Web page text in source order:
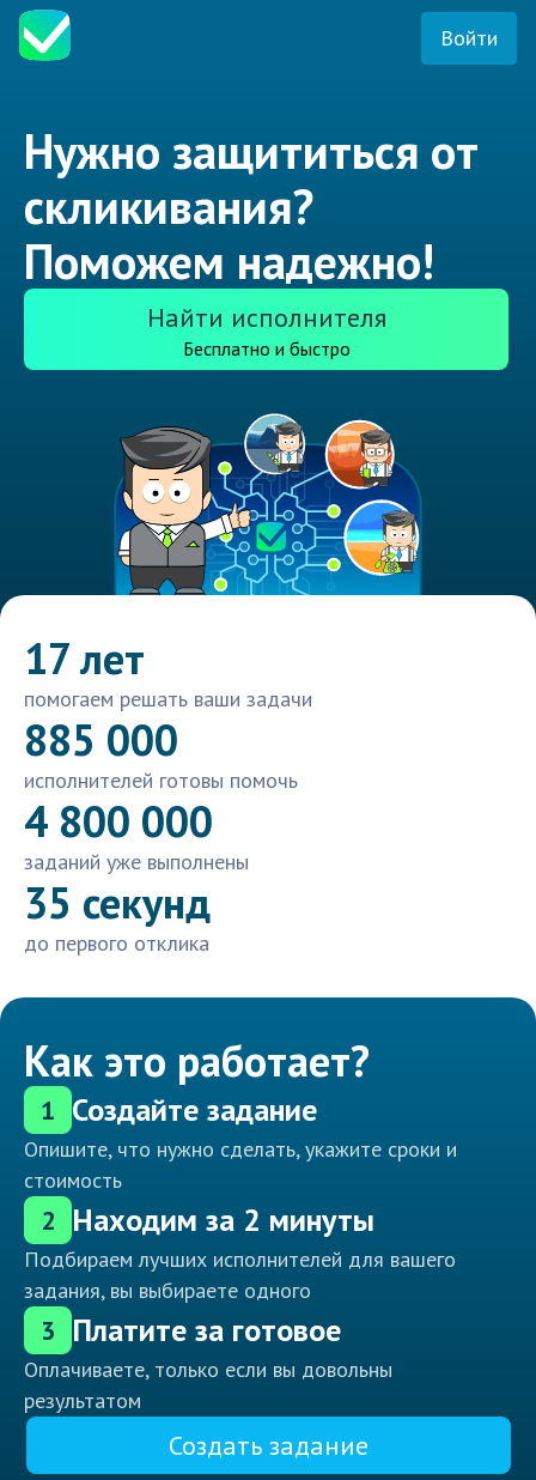
Войти
Нужно защититься от
скликивания?
Поможем надежно!
Найти исполнителя
Бесплатно и быстро
17 лет
помогаем решать ваши задачи
885 000
исполнителей готовы помочь
4 800 000
заданий уже выполнены
35 секунд
до первого отклика
Как это работает?
1 Создайте задание
Опишите, что нужно сделать, укажите сроки и
стоимость
2 Находим за 2 минуты
Подбираем лучших исполнителей для вашего
задания, вы выбираете одного
3 Платите за готовое
Оплачиваете, только если вы довольны
результатом
Создать задание